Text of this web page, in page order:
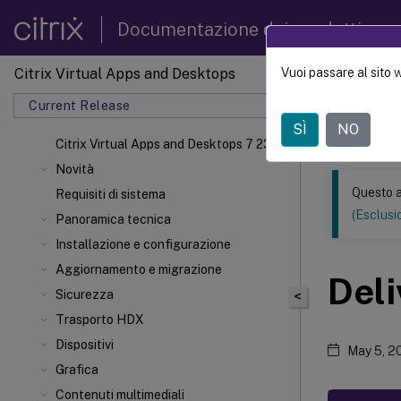
Documentazione dei prodotti
Citrix Virtual Apps and Desktops
Current Release
Citrix Virtual Apps and Desktops 7 2308
Novità
Requisiti di sistema
Panoramica tecnica
Installazione e configurazione
Aggiornamento e migrazione
Sicurezza
Trasporto HDX
Dispositivi
Grafica
Contenuti multimediali
Questo
<
Questo
May 5,
Vuoi passare al sito
SÌ NO